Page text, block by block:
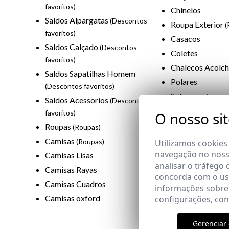
favoritos)
Saldos Alpargatas (Descontos
favoritos)
Saldos Calçado(Descontos
favoritos)
Saldos Sapatilhas Homem
(Descontos favoritos)
Saldos Acessorios (Descontos
favoritos)
Roupas (Roupas)
Camisas (Roupas)
Camisas Lisas
Camisas Rayas
Camisas Cuadros
Camisas oxford
Chinelos
Roupa Exterior
Casacos
Coletes
Chalecos
Polares
Sobrecamisas
Sweatshirts
Sweatshirt sem
Malhas(Roupas)
Camisolas
Camisola
O nosso
Utilizamos
navegação no
analisar o tráfego
concorda com o
informações
configurações,
Gerenciar